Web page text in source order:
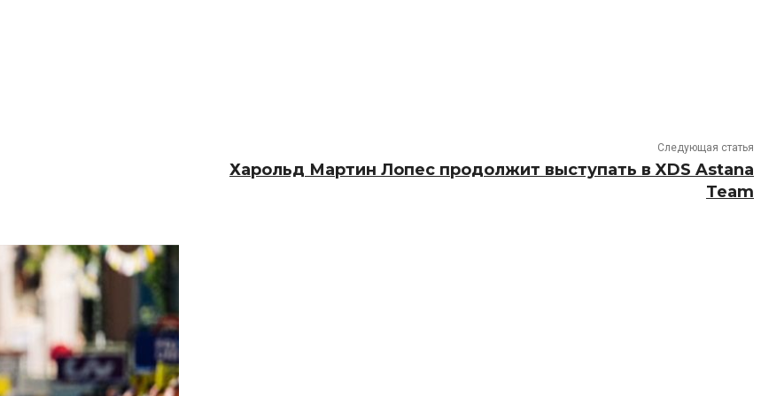
Следующая статья
Харольд Мартин Лопес продолжит выступать в XDS Astana
Team